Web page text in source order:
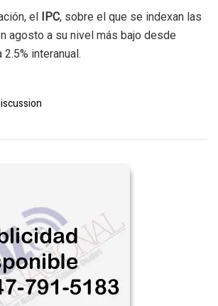
el IPC, sobre el que se indexan las
agosto a su nivel más bajo desde
interanual.